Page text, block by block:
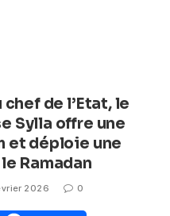
chef de l’Etat, le
Sylla offre une
et déploie une
Ramadan
2026 0